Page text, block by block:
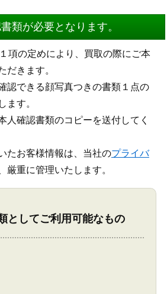
類が必要となります。
項の定めにより、買取の際にご本
だきます。
認できる顔写真つきの書類１点の
ます。
人確認書類のコピーを送付してく
たお客様情報は、当社のプライバ
厳重に管理いたします。
としてご利用可能なもの